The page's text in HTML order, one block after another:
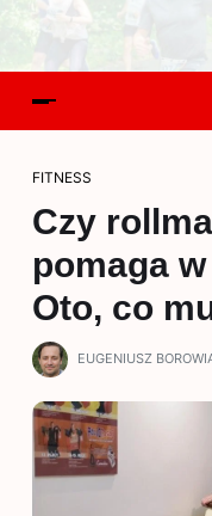
FITNESS
Czy
pomaga
Oto, co
EUGENIUSZ